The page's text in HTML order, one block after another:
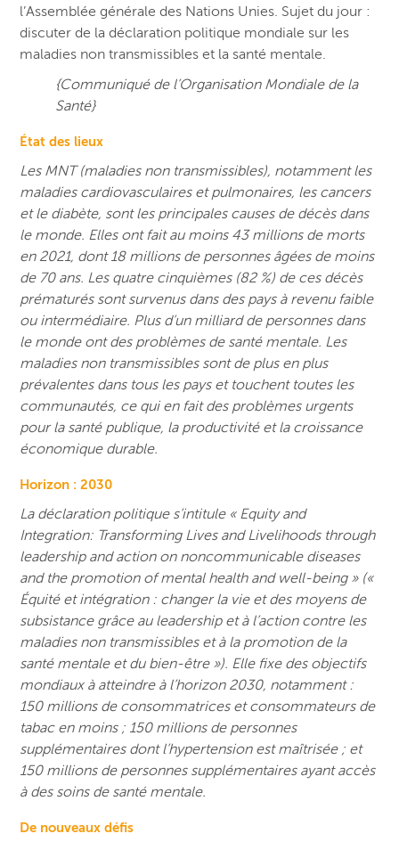
l’Assemblée générale des Nations Unies. Sujet du jour :
discuter de la déclaration politique mondiale sur les
maladies non transmissibles et la santé mentale.
{Communiqué de l’Organisation Mondiale de la
Santé}
État des lieux
Les MNT (maladies non transmissibles), notamment les
maladies cardiovasculaires et pulmonaires, les cancers
et le diabète, sont les principales causes de décès dans
le monde. Elles ont fait au moins 43 millions de morts
en 2021, dont 18 millions de personnes âgées de moins
de 70 ans. Les quatre cinquièmes (82 %) de ces décès
prématurés sont survenus dans des pays à revenu faible
ou intermédiaire. Plus d’un milliard de personnes dans
le monde ont des problèmes de santé mentale. Les
maladies non transmissibles sont de plus en plus
prévalentes dans tous les pays et touchent toutes les
communautés, ce qui en fait des problèmes urgents
pour la santé publique, la productivité et la croissance
économique durable.
Horizon : 2030
La déclaration politique s’intitule « Equity and
Integration: Transforming Lives and Livelihoods through
leadership and action on noncommunicable diseases
and the promotion of mental health and well-being » («
Équité et intégration : changer la vie et des moyens de
subsistance grâce au leadership et à l’action contre les
maladies non transmissibles et à la promotion de la
santé mentale et du bien-être »). Elle fixe des objectifs
mondiaux à atteindre à l’horizon 2030, notamment :
150 millions de consommatrices et consommateurs de
tabac en moins ; 150 millions de personnes
supplémentaires dont l’hypertension est maîtrisée ; et
150 millions de personnes supplémentaires ayant accès
à des soins de santé mentale.
De nouveaux défis